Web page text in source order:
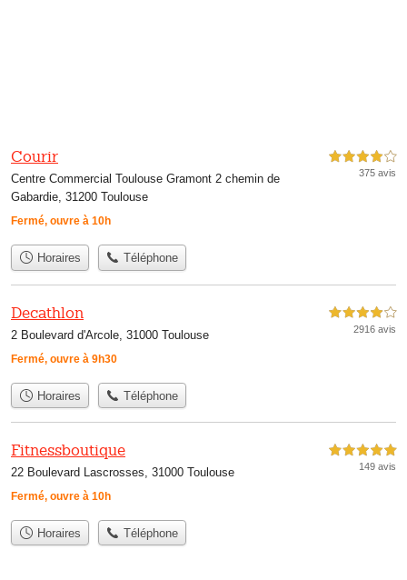
Courir
Centre Commercial Toulouse Gramont 2 chemin de
Gabardie, 31200 Toulouse
Fermé, ouvre à 10h
4,0 étoiles sur 5
375 avis
Horaires Téléphone
Decathlon
2 Boulevard d'Arcole, 31000 Toulouse
Fermé, ouvre à 9h30
4,0 étoiles sur 5
2916 avis
Horaires Téléphone
Fitnessboutique
22 Boulevard Lascrosses, 31000 Toulouse
Fermé, ouvre à 10h
5,0 étoiles sur 5
149 avis
Horaires Téléphone